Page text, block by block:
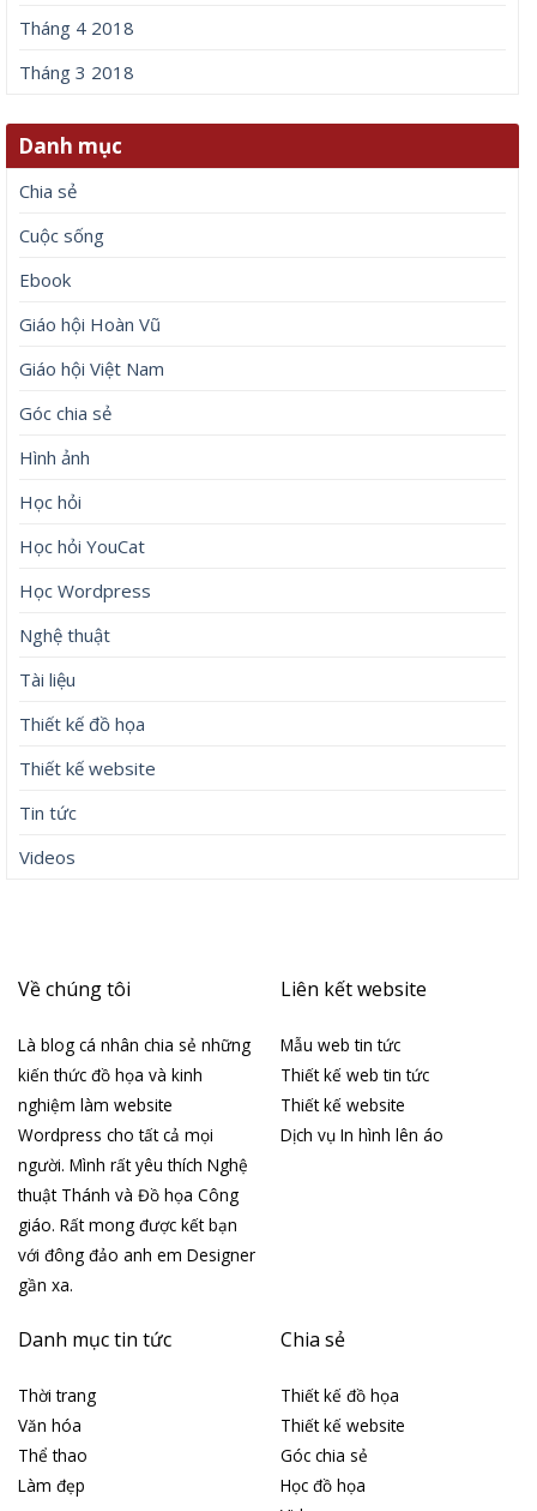
Tháng 4 2018
Tháng 3 2018
Danh mục
Chia sẻ
Cuộc sống
Ebook
Giáo hội Hoàn Vũ
Giáo hội Việt Nam
Góc chia sẻ
Hình ảnh
Học hỏi
Học hỏi YouCat
Học Wordpress
Nghệ thuật
Tài liệu
Thiết kế đồ họa
Thiết kế website
Tin tức
Videos
Về chúng tôi
Là blog cá nhân chia sẻ những
kiến thức đồ họa và kinh
nghiệm làm website
Wordpress cho tất cả mọi
người. Mình rất yêu thích Nghệ
thuật Thánh và Đồ họa Công
giáo. Rất mong được kết bạn
với đông đảo anh em Designer
gần xa.
Liên kết website
Mẫu web tin tức
Thiết kế web tin tức
Thiết kế website
Dịch vụ In hình lên áo
Danh mục tin tức
Thời trang
Văn hóa
Thể thao
Làm đẹp
Chia sẻ
Thiết kế đồ họa
Thiết kế website
Góc chia sẻ
Học đồ họa